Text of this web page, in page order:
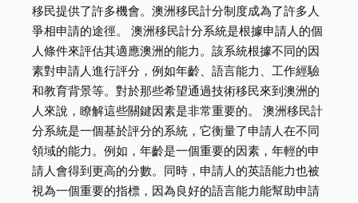
移民提供了許多機會。澳洲移民計分制度成為了許多人
爭相申請的途徑。 澳洲移民計分系統是根據申請人的個
人條件來評估其適應澳洲的能力。該系統根據不同的因
素對申請人進行評分，例如年齡、語言能力、工作經驗
和教育背景等。對於那些希望通過技術移民來到澳洲的
人來說，瞭解這些關鍵因素是非常重要的。 澳洲移民計
分系統是一個基於評分的系統，它衡量了申請人在不同
領域的能力。例如，年齡是一個重要的因素，年輕的申
請人會得到更高的分數。同時，申請人的英語能力也被
視為一個重要的指標，因為良好的語言能力能幫助申請